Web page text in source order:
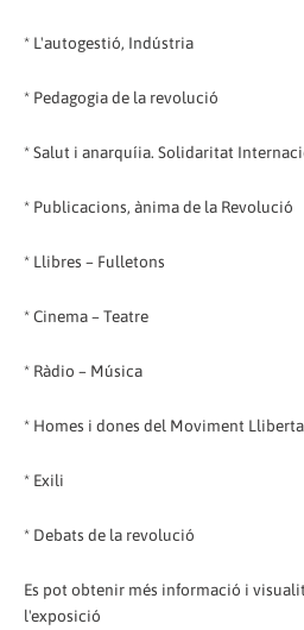
* L'autogestió, Indústria
* Pedagogia de la revolució
* Salut i anarquíia. Solidaritat
* Publicacions, ànima de la Revolució
* Llibres – Fulletons
* Cinema – Teatre
* Ràdio – Música
* Homes i dones del Moviment
* Exili
* Debats de la revolució
Es pot obtenir més informació i
l'exposició